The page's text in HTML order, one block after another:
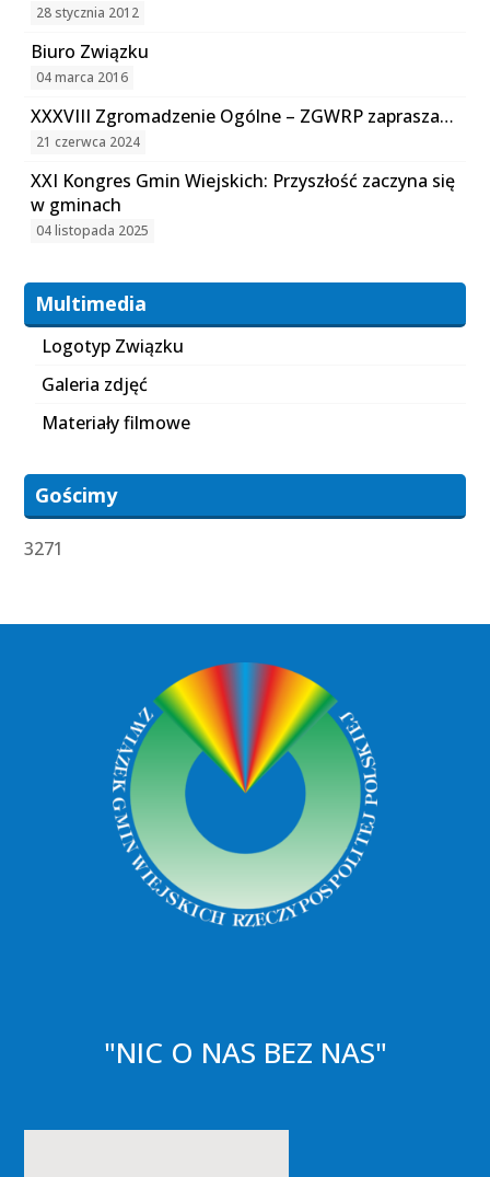
28 stycznia 2012
Biuro Związku
04 marca 2016
XXXVIII Zgromadzenie Ogólne – ZGWRP zaprasza…
21 czerwca 2024
XXI Kongres Gmin Wiejskich: Przyszłość zaczyna się
w gminach
04 listopada 2025
Multimedia
Logotyp Związku
Galeria zdjęć
Materiały filmowe
Gościmy
3271
"NIC O NAS BEZ NAS"